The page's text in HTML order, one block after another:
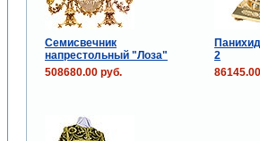
Семисвечник
напрестольный "Лоза"
2
508680.00 руб.